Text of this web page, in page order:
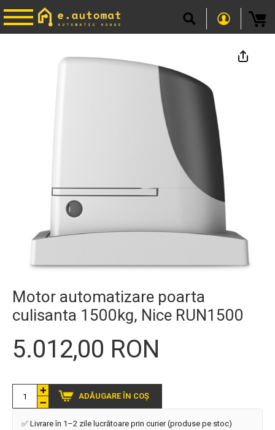
Motor automatizare poarta
culisanta 1500kg, Nice RUN1500
5.012,00 RON
ADĂUGARE ÎN COȘ
✅ Livrare în 1–2 zile lucrătoare prin curier (produse pe stoc)